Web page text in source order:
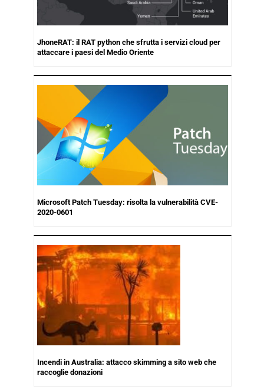
JhoneRAT: il RAT python che sfrutta i servizi cloud per
attaccare i paesi del Medio Oriente
Microsoft Patch Tuesday: risolta la vulnerabilità CVE-
2020-0601
Incendi in Australia: attacco skimming a sito web che
raccoglie donazioni